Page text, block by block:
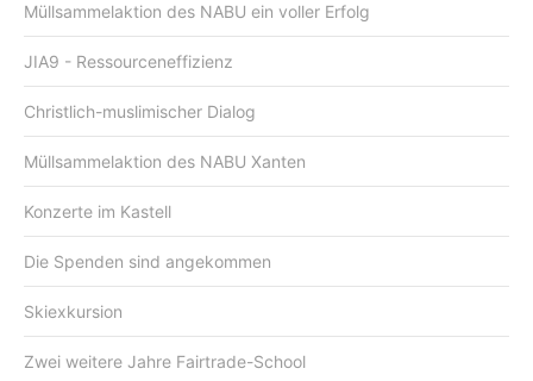
Müllsammelaktion des NABU ein voller Erfolg
JIA9 - Ressourceneffizienz
Christlich-muslimischer Dialog
Müllsammelaktion des NABU Xanten
Konzerte im Kastell
Die Spenden sind angekommen
Skiexkursion
Zwei weitere Jahre Fairtrade-School